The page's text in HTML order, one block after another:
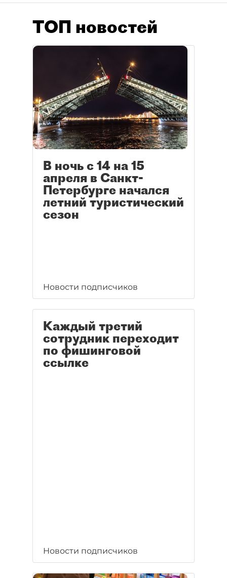
ТОП новостей
В ночь с 14 на 15
апреля в Санкт-
Петербурге начался
летний туристический
сезон
Новости подписчиков
Каждый третий
сотрудник переходит
по фишинговой
ссылке
Новости подписчиков